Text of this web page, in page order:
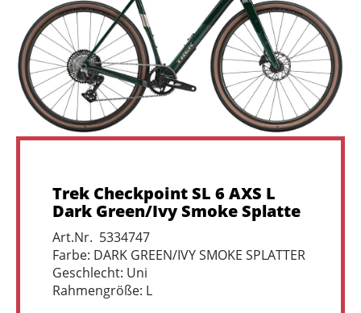
Trek Checkpoint SL 6 AXS L
Dark Green/Ivy Smoke Splatte
Art.Nr. 5334747
Farbe: DARK GREEN/IVY SMOKE SPLATTER
Geschlecht: Uni
Rahmengröße: L